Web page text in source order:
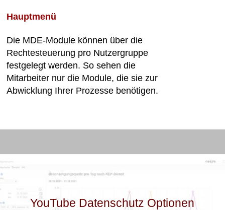
Hauptmenü
Die MDE-Module können über die
Rechtesteuerung pro Nutzergruppe
festgelegt werden. So sehen die
Mitarbeiter nur die Module, die sie zur
Abwicklung Ihrer Prozesse benötigen.
YouTube Datenschutz Optionen